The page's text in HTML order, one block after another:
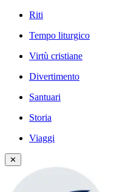
Riti
Tempo liturgico
Virtù cristiane
Divertimento
Santuari
Storia
Viaggi
✕